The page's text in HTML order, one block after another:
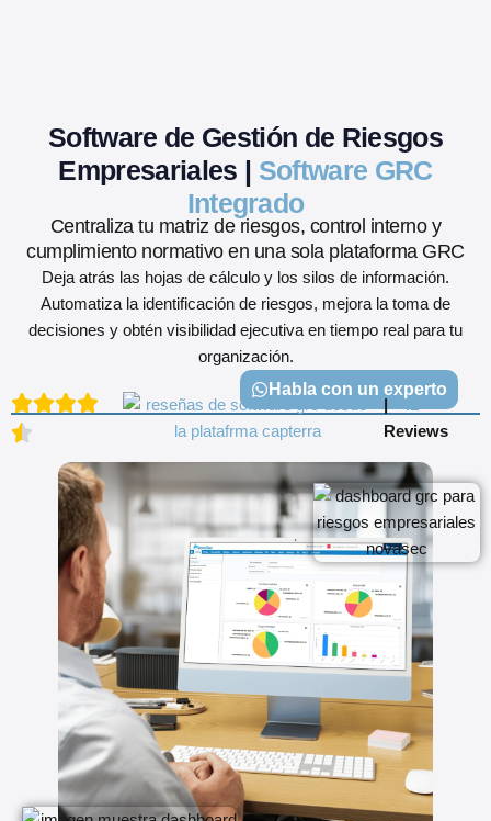
Software de Gestión de Riesgos
Empresariales | Software GRC
Integrado
Centraliza tu matriz de riesgos, control interno y
cumplimiento normativoen una sola plataforma GRC
Deja atrás las hojas de cálculo y los silos de información.
Automatiza la identificación de riesgos, mejora la toma de
decisiones y obtén visibilidad ejecutiva en tiempo real para tu
organización.
Habla con un experto
|
+42
Reviews